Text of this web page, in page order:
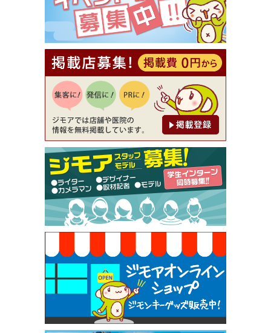
[有効期限]2026年9月30日
【ジモア読者特典2】コース 3,500円→3,000円（料
理5品+2時間飲み放題）（創作イタリアン Pia Cu
ore（ピアクオーレ））
[有効期限]2026年9月30日
【ジモア読者特典1】料理全品20％OFF ※18時以
降（創作イタリアン Pia Cuore（ピアクオーレ））
[有効期限]2026年9月30日
【ジモア限定②】初回割引 特価 鼻毛脱毛 半額 2,2
00円⇒1,100円（メンズ専門ワックス脱毛サロン Mi
ckle（ミックル））
[有効期限]2026年9月30日
【ジモア限定特典①】まつ毛カール 3,850円→ 2,7
50円（Premiere（プルミエール））
[有効期限]2026年9月30日
焼き餃子 一皿サービス（餃子酒場たっちゃん 西
早稲田店）
[有効期限]2026年9月30日